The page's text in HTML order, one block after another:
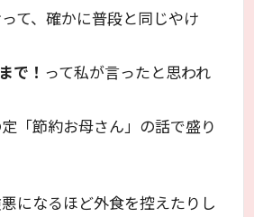
って、確かに普段と同じやけ
で！ って私が言ったと思われ
「節約お母さん」の話で盛り
になるほど外食を控えたりし